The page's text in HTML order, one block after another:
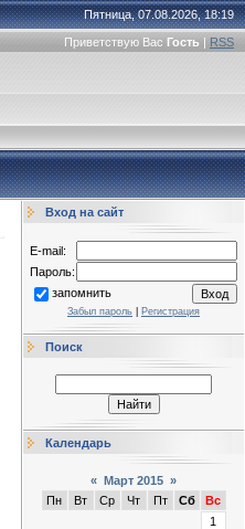
Пятница, 07.08.2026, 18:19
Приветствую Вас Гость | RSS
Вход на сайт
E-mail:
Пароль:
запомнить
Забыл пароль Регистрация
Поиск
Календарь
« Март 2015 »
Пн
Вт Ср Чт Пт Сб
Вс
1